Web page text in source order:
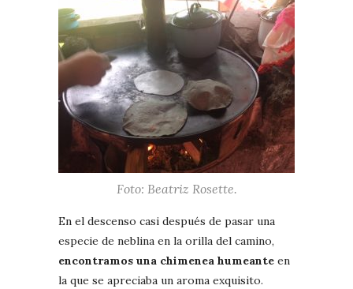
Foto: Beatriz Rosette.
En el descenso casi después de pasar una
especie de neblina en la orilla del camino,
encontramos una chimenea humeante en
la que se apreciaba un aroma exquisito.